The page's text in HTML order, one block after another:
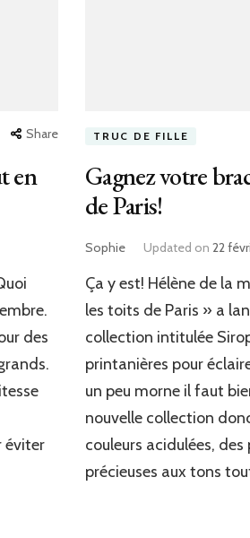
Share
en
des
éviter
TRUC DE FILLE
Gagnez votre
de Paris!
Sophie Updated on 22
Ça y est! Hélène de la
les toits de Paris » a
collection intitulée
printanières pour
un peu morne il faut
nouvelle collection
couleurs acidulées,
précieuses aux tons